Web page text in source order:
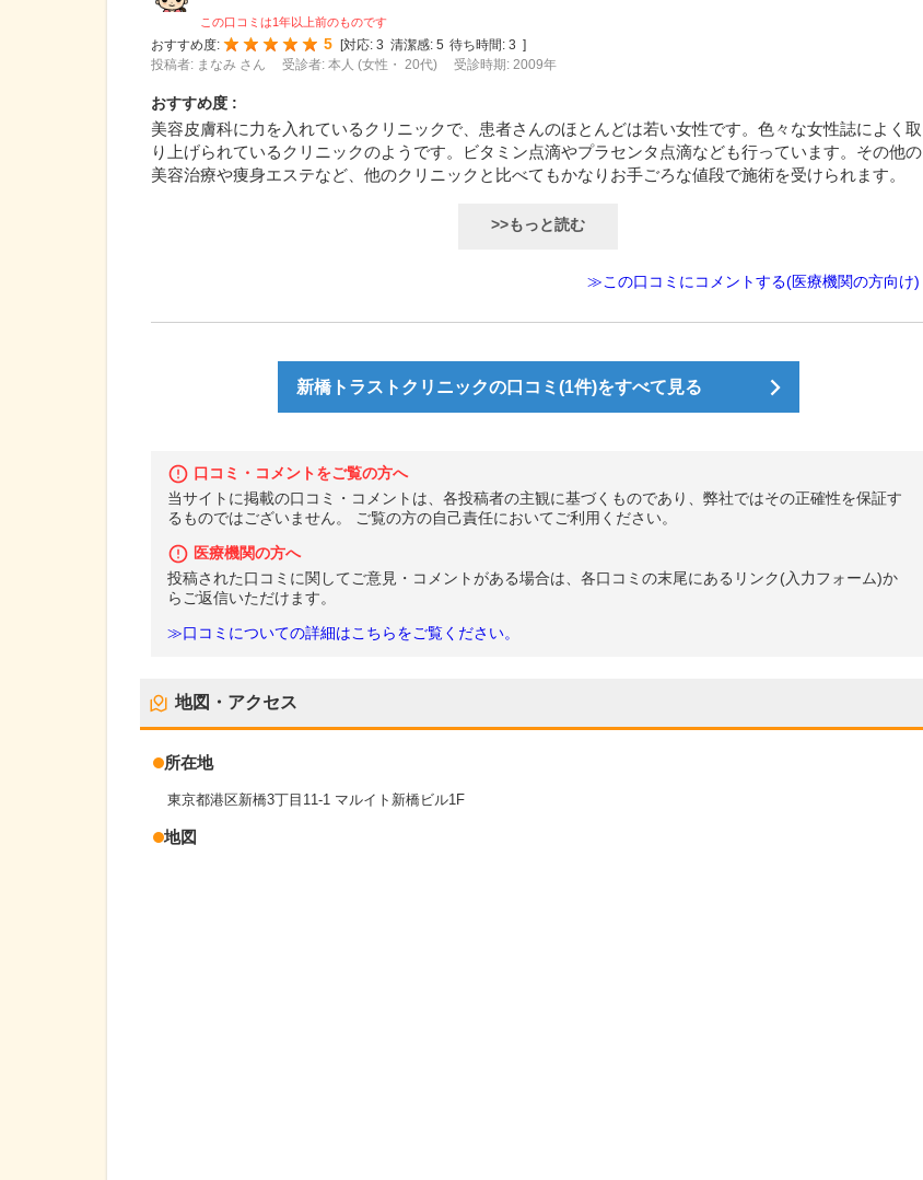
この口コミは1年以上前のものです
おすすめ度:
5 対応: 3 清潔感: 5 待ち時間: 3
投稿者: まなみ さん
受診者: 本人 (女性・ 20代) 受診時期: 2009年
おすすめ度 :
美容皮膚科に力を入れているクリニックで、患者さんのほとんどは若い女性です。色々な女性誌によく取
り上げられているクリニックのようです。ビタミン点滴やプラセンタ点滴なども行っています。その他の
美容治療や痩身エステなど、他のクリニックと比べてもかなりお手ごろな値段で施術を受けられます。
>>もっと読む
≫この口コミにコメントする(医療機関の方向け)
新橋トラストクリニックの口コミ(1件)をすべて見る
口コミ・コメントをご覧の方へ
当サイトに掲載の口コミ・コメントは、各投稿者の主観に基づくものであり、弊社ではその正確性を保証す
るものではございません。 ご覧の方の自己責任においてご利用ください。
医療機関の方へ
投稿された口コミに関してご意見・コメントがある場合は、各口コミの末尾にあるリンク(入力フォーム)か
らご返信いただけます。
≫口コミについての詳細はこちらをご覧ください。
地図・アクセス
所在地
東京都港区新橋3丁目11-1 マルイト新橋ビル1F
地図